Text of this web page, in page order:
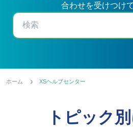
合わせを受けつけ
ホーム XSヘルプセンター
トピック